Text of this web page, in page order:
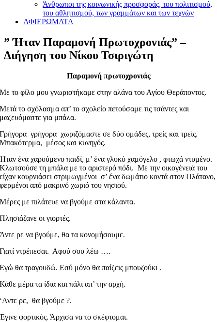
Άνθρωποι της κοινωνικής προσφοράς, του πολιτισμού,
του αθλητισμού, των γραμμάτων και των τεχνών
ΑΦΙΕΡΩΜΑΤΑ
” Ήταν Παραμονή Πρωτοχρονιάς” –
Διήγηση του Νίκου Τσιριγώτη
Παραμονή πρωτοχρονιάς
Με το φίλο μου γνωριστήκαμε στην αλάνα του Αγίου Θεράποντος.
Μετά το σχόλασμα απ’ το σχολείο πετούσαμε τις τσάντες και
μαζευόμαστε για μπάλα.
Γρήγορα γρήγορα χωριζόμαστε σε δύο ομάδες, τρείς και τρείς.
Μπακότερμα, μέσος και κυνηγός.
Ήταν ένα χαρούμενο παιδί, μ’ ένα γλυκό χαμόγελο , φτωχά ντυμένο.
Κλωτσούσε τη μπάλα με το αριστερό πόδι. Με την οικογένειά του
είχαν κουρνιάσει στριμωγμένοι σ’ ένα δωμάτιο κοντά στον Πλάτανο,
φερμένοι από μακρινό χωριό του νησιού.
Μέρες με πιλάτευε να βγούμε στα κάλαντα.
Πλησιάζανε οι γιορτές.
Άντε ρε να βγούμε, θα τα κονομήσουμε.
Γιατί ντρέπεσαι. Αφού σου λέω ….
Εγώ θα τραγουδώ. Εσύ μόνο θα παίζεις μπουζούκι .
Κάθε μέρα τα ίδια και πάλι απ’ την αρχή.
‘Αντε ρε, θα βγούμε ?.
Έγινε φορτικός. Άρχισα να το σκέφτομαι.